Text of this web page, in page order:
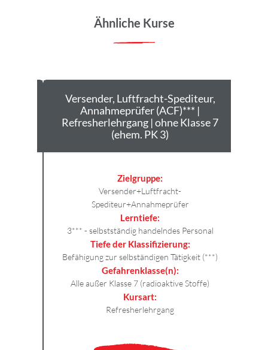
Ähnliche Kurse
Versender, Luftfracht-Spediteur,
Annahmeprüfer (ACF)*** |
Refresherlehrgang | ohne Klasse 7
(ehem. PK 3)
Zielgruppe:
Versender+Luftfracht-
Spediteur+Annahmeprüfer
Lerntiefe:
3*** - selbstständig handelndes Personal
Tiefe der Klassifizierung:
Befähigung zur selbständigen Tätigkeit (***)
Gefahrenklasse(n):
Alle außer Klasse 7 (radioaktive Stoffe)
Kursart:
Refresherlehrgang